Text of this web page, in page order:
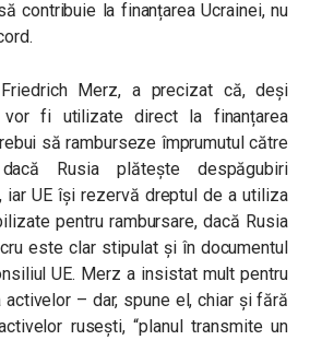
contribuie la finanțarea Ucrainei, nu
Friedrich Merz, a precizat că, deși
fi utilizate direct la finanțarea
să ramburseze împrumutul către
Rusia plătește despăgubiri
iar UE își rezervă dreptul de a utiliza
pentru rambursare, dacă Rusia
este clar stipulat și în documentul
UE. Merz a insistat mult pentru
activelor – dar, spune el, chiar și fără
rusești, “planul transmite un